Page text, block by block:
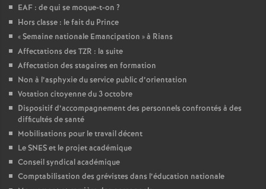
EAF : de qui se moque-t-on ?
Hors classe : le fait du Prince
«Semaine nationale Emancipation » à Rians
Affectations des TZR : la suite
Affectation des stagaires en formation
Non à l’asphyxie du service public d’orientation
Votation citoyenne du 3 octobre
Dispositif d’accompagnement des personnels confrontés à des
difficultés de santé
Mobilisations pour le travail décent
Le SNES et le projet académique
Conseil syndical académique
Comptabilisation des grévistes dans l’éducation nationale